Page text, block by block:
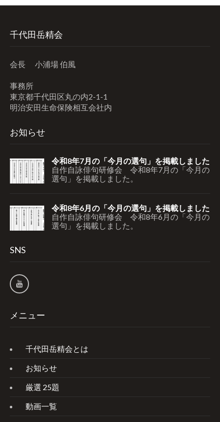
ブ
千代田岳精会
会長 小浦場 伯風
事務所
東京都千代田区丸の内2-1-1
明治安田生命保険相互会社内
お知らせ
令和8年7月の「今月の選句」を掲載しました
自作自詠俳句研修会 令和8年7月の「今月の
選句」を掲載しました。
令和8年6月の「今月の選句」を掲載しました
自作自詠俳句研修会 令和8年6月の「今月の
選句」を掲載しました。
SNS
メニュー
千代田岳精会とは
お知らせ
厳選 25題
動画一覧